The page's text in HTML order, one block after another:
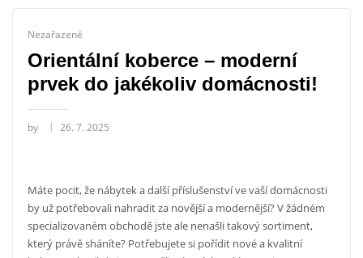
Nezařazené
Orientální koberce – moderní
prvek do jakékoliv domácnosti!
by 26. 7. 2025
Máte pocit, že nábytek a další příslušenství ve vaší domácnosti
by už potřebovali nahradit za novější a modernější? V žádném
specializovaném obchodě jste ale nenašli takový sortiment,
který právě sháníte? Potřebujete si pořídit nové a kvalitní